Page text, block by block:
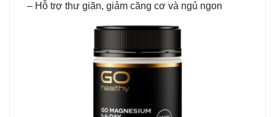
– Hỗ trợ thư giãn, giảm căng cơ và ngủ ngon